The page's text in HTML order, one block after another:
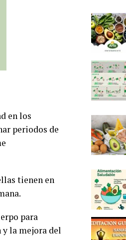
en los
periodos de
tienen en
para
la mejora del